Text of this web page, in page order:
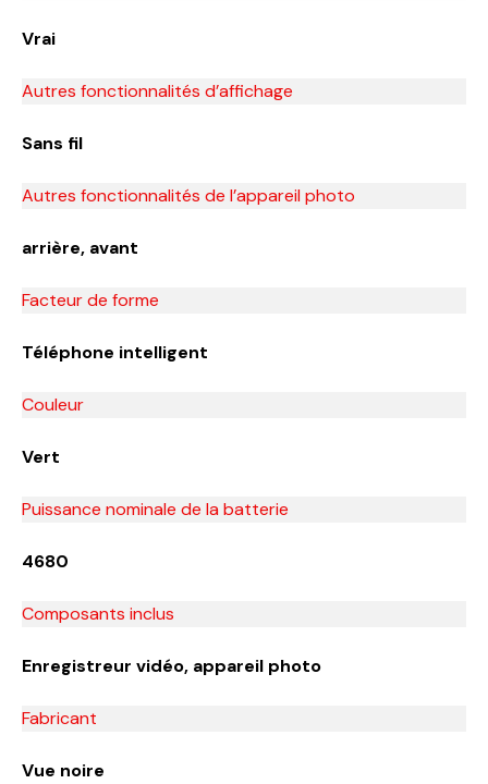
Vrai
Autres fonctionnalités d’affichage
Sans fil
Autres fonctionnalités de l’appareil photo
arrière, avant
Facteur de forme
Téléphone intelligent
Couleur
Vert
Puissance nominale de la batterie
4680
Composants inclus
Enregistreur vidéo, appareil photo
Fabricant
Vue noire